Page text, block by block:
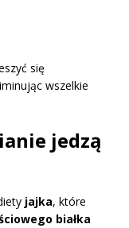
się
wszelkie
jedzą
jajka, które
białka